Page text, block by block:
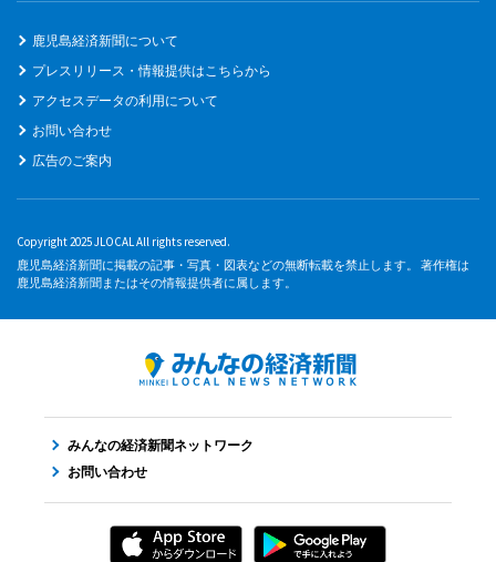
鹿児島経済新聞について
プレスリリース・情報提供はこちらから
アクセスデータの利用について
お問い合わせ
広告のご案内
Copyright 2025 JLOCAL All rights reserved.
鹿児島経済新聞に掲載の記事・写真・図表などの無断転載を禁止します。 著作権は
鹿児島経済新聞またはその情報提供者に属します。
みんなの経済新聞ネットワーク
お問い合わせ